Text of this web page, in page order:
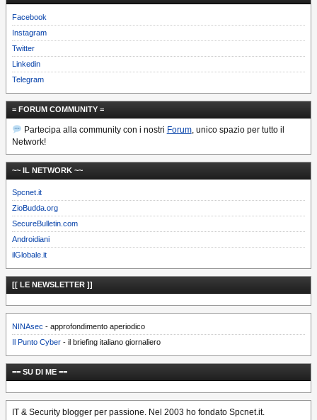
Facebook
Instagram
Twitter
Linkedin
Telegram
= FORUM COMMUNITY =
Partecipa alla community con i nostri Forum, unico spazio per tutto il
Network!
~~ IL NETWORK ~~
Spcnet.it
ZioBudda.org
SecureBulletin.com
Androidiani
ilGlobale.it
[[ LE NEWSLETTER ]]
NINAsec - approfondimento aperiodico
Il Punto Cyber - il briefing italiano giornaliero
== SU DI ME ==
IT & Security blogger per passione. Nel 2003 ho fondato Spcnet.it.